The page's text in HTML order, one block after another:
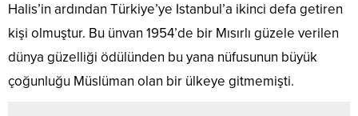
Halis’in ardından Türkiye’ye Istanbul’a ikinci defa getiren
kişi olmuştur. Bu ünvan 1954’de bir Mısırlı güzele verilen
dünya güzelliği ödülünden bu yana nüfusunun büyük
çoğunluğu Müslüman olan bir ülkeye gitmemişti.